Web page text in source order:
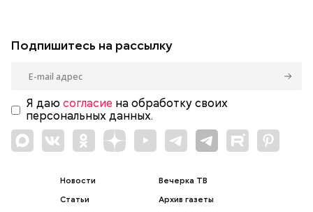
Подпишитесь на рассылку
Я даю согласие на обработку своих
персональных данных.
Новости
Статьи
Вечерка ТВ
Архив газеты